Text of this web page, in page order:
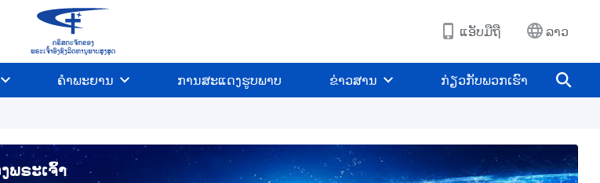
ແອັບມືຖື ລາວ
ຄຳພະຍານ ການສະແດງຮູບພາບ ຂ່າວສານ ກ່ຽວກັບພວກເຮົາ
ພຣະເຈົ້າ